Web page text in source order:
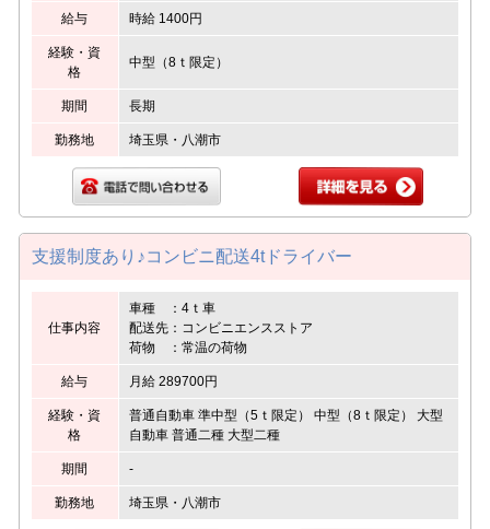
給与 時給 1400円
経験・資
格
中型（8ｔ限定）
期間 長期
勤務地 埼玉県・八潮市
支援制度あり♪コンビニ配送4tドライバー
仕事内容
車種 ：4ｔ車
配送先：コンビニエンスストア
荷物 ：常温の荷物
給与 月給 289700円
経験・資
格
普通自動車 準中型（5ｔ限定） 中型（8ｔ限定） 大型
自動車 普通二種 大型二種
期間 -
勤務地 埼玉県・八潮市